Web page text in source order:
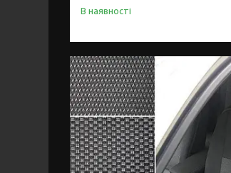
В наявності